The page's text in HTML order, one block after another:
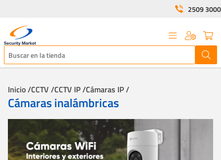
2509 3000
Inicio /CCTV /CCTV IP /Cámaras IP /
Cámaras inalámbricas